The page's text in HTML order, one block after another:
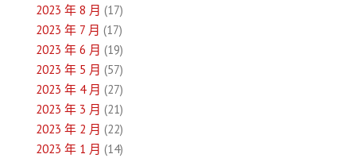
2023 年 8 月 (17)
2023 年 7 月 (17)
2023 年 6 月 (19)
2023 年 5 月 (57)
2023 年 4 月 (27)
2023 年 3 月 (21)
2023 年 2 月 (22)
2023 年 1 月 (14)